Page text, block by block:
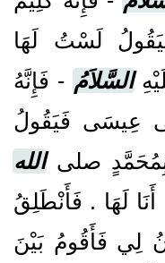
لَسْتُ لَهَا
السَّلاَمُ - فَإِنَّهُ
عِيسَى فَيَقُولُ
صلىالله
لَهَا ‏.‏ فَأَنْطَلِقُ
لِي فَأَقُومُ بَيْنَ